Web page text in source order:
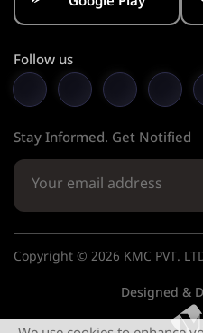
Follow us
Stay Informed. Get Notified
Copyright © 2026 KMC PVT.
Designed &